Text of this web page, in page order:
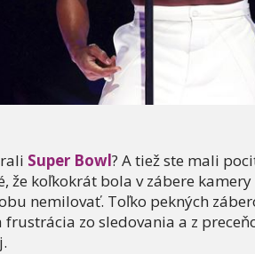
Super Bowl? A tiež ste mali
že koľkokrát bola v zábere
nemilovať. Toľko pekných
zo sledovania a z